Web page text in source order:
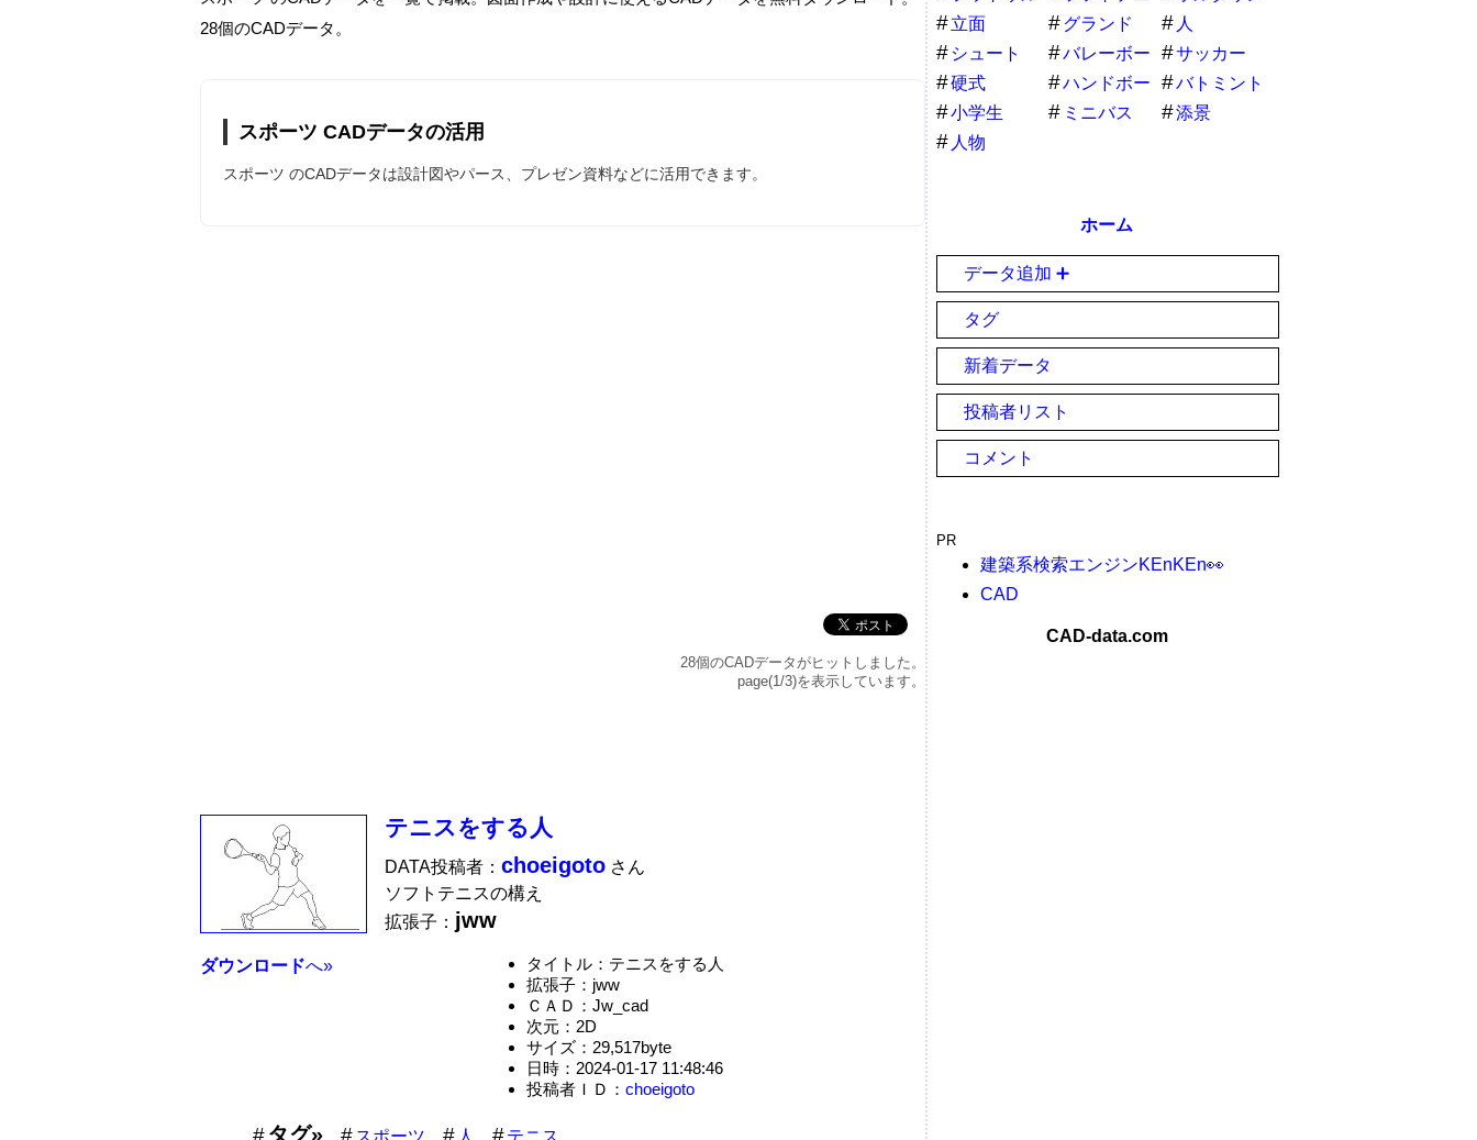
28個のCADデータ。
スポーツ CADデータの活用
スポーツ のCADデータは設計図やパース、プレゼン資料などに活用できます。
28個のCADデータがヒットしました。
page(1/3)を表示しています。
ダウンロードへ»
テニスをする人
DATA投稿者： choeigoto さん
ソフトテニスの構え
拡張子： jww
タイトル：テニスをする人
拡張子：jww
ＣＡＤ：Jw_cad
次元：2D
サイズ：29,517byte
日時：2024-01-17 11:48:46
投稿者ＩＤ： choeigoto
タグ» スポーツ 人 テニス
ス
グクライマ
立面 グランド
人
シュート
バレーボー
ル
サッカー
硬式
ハンドボー
ル
バトミント
ン
小学生 ミニバス
添景
人物
ホーム
データ追加 ➕
タグ
新着データ
投稿者リスト
コメント
PR
建築系検索エンジンKEnKEn👀
CAD
CAD-data.com